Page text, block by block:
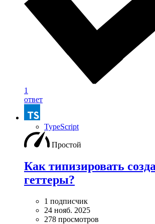
1
ответ
TypeScript
Простой
Как типизировать
геттеры?
1 подписчик
24 нояб. 2025
278 просмотров